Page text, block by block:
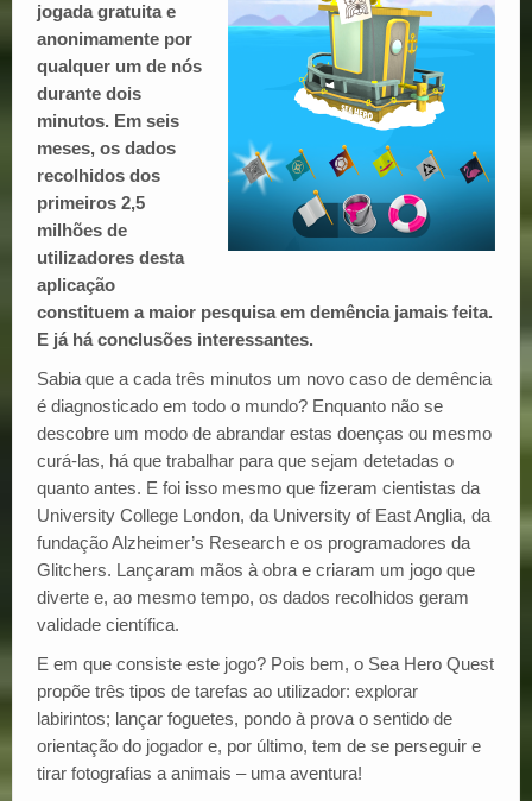
jogada gratuita e
anonimamente por
qualquer um de nós
durante dois
minutos. Em seis
meses, os dados
recolhidos dos
primeiros 2,5
milhões de
utilizadores desta
aplicação
constituem a maior pesquisa em demência jamais feita.
E já há conclusões interessantes.
Sabia que a cada três minutos um novo caso de demência
é diagnosticado em todo o mundo? Enquanto não se
descobre um modo de abrandar estas doenças ou mesmo
curá-las, há que trabalhar para que sejam detetadas o
quanto antes. E foi isso mesmo que fizeram cientistas da
University College London, da University of East Anglia, da
fundação Alzheimer’s Research e os programadores da
Glitchers. Lançaram mãos à obra e criaram um jogo que
diverte e, ao mesmo tempo, os dados recolhidos geram
validade científica.
E em que consiste este jogo? Pois bem, o Sea Hero Quest
propõe três tipos de tarefas ao utilizador: explorar
labirintos; lançar foguetes, pondo à prova o sentido de
orientação do jogador e, por último, tem de se perseguir e
tirar fotografias a animais – uma aventura!